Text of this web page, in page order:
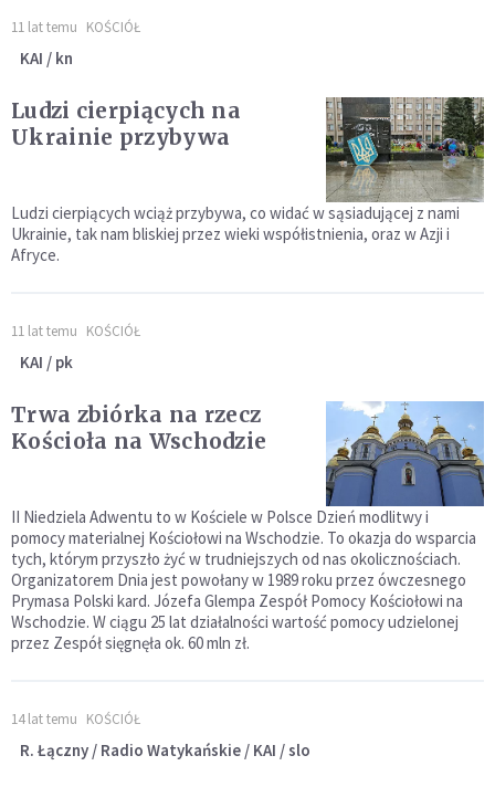
11 lat temu KOŚCIÓŁ
KAI / kn
Ludzi cierpiących na
Ukrainie przybywa
Ludzi cierpiących wciąż przybywa, co widać w sąsiadującej z nami
Ukrainie, tak nam bliskiej przez wieki współistnienia, oraz w Azji i
Afryce.
11 lat temu KOŚCIÓŁ
KAI / pk
Trwa zbiórka na rzecz
Kościoła na Wschodzie
II Niedziela Adwentu to w Kościele w Polsce Dzień modlitwy i
pomocy materialnej Kościołowi na Wschodzie. To okazja do wsparcia
tych, którym przyszło żyć w trudniejszych od nas okolicznościach.
Organizatorem Dnia jest powołany w 1989 roku przez ówczesnego
Prymasa Polski kard. Józefa Glempa Zespół Pomocy Kościołowi na
Wschodzie. W ciągu 25 lat działalności wartość pomocy udzielonej
przez Zespół sięgnęła ok. 60 mln zł.
14 lat temu KOŚCIÓŁ
R. Łączny / Radio Watykańskie / KAI / slo